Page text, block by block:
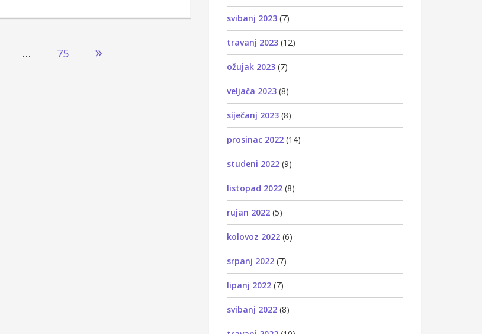
… 75 »
svibanj 2023 (7)
travanj 2023 (12)
ožujak 2023 (7)
veljača 2023 (8)
siječanj 2023 (8)
prosinac 2022 (14)
studeni 2022 (9)
listopad 2022 (8)
rujan 2022 (5)
kolovoz 2022 (6)
srpanj 2022 (7)
lipanj 2022 (7)
svibanj 2022 (8)